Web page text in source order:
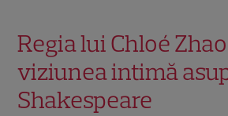
Regia lui Chloé
viziunea intimă
Shakespeare